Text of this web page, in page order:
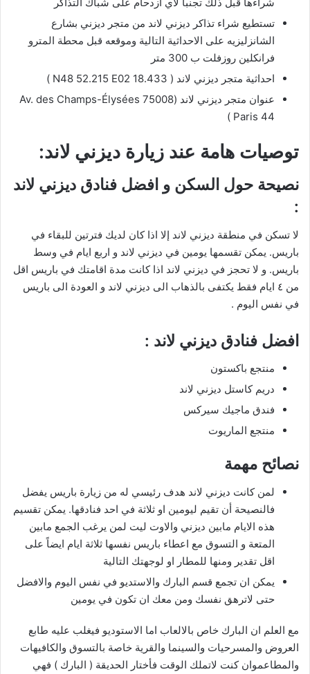
تستطيع شراء تذاكر ديزني لاند من متجر ديزني بشارع
الشانزليزيه على الاحداثية التالية وموقعه قبل محطة المترو
فرانكلين روزفلت ب 300 متر
احداثية متجر ديزني لاند ( N48 52.215 E02 18.433 )
عنوان متجر ديزني لاند (Av. des Champs-Élysées 75008
Paris 44 )
توصيات هامة عند زيارة ديزني لاند:
نصيحة حول السكن و افضل فنادق ديزني لاند
:
لا تسكن في منطقة ديزني لاند إلا اذا كان لديك فترتين للبقاء في
باريس. يمكن تقسمها يومين في ديزني لاند و اربع ايام في وسط
باريس. و لا تحجز في ديزني لاند اذا كانت مدة اقامتك في باريس اقل
من ٤ ايام فقط يكتفى بالذهاب الى ديزني لاند و العودة الى باريس
في نفس اليوم .
افضل فنادق ديزني لاند :
منتجع باكستون
دريم كاستل ديزني لاند
فندق ماجيك سيركس
منتجع الماريوت
نصائح مهمة
لمن كانت ديزني لاند هدف رئيسي له من زيارة باريس يفضل
فالنصيحة أن تقيم ليومين او ثلاثة في احد فنادقها. يمكن تقسيم
هذه الايام مابين ديزني والاوت ليت لمن يرغب الجمع مابين
المتعة و التسوق مع اعطاء باريس نفسها ثلاثة ايام ايضاً على
اقل تقدير ومنها للمطار او لوجهتك التالية
يمكن ان تجمع قسم البارك والاستديو في نفس اليوم والافضل
حتى لاترهق نفسك ومن معك ان تكون في يومين
مع العلم ان البارك خاص بالالعاب اما الاستوديو فيغلب عليه طابع
العروض والمسرحيات والسينما والقرية خاصة بالتسوق والكافيهات
والمطاعموان كنت لاتملك الوقت فأختار الحديقة ( البارك ) فهي